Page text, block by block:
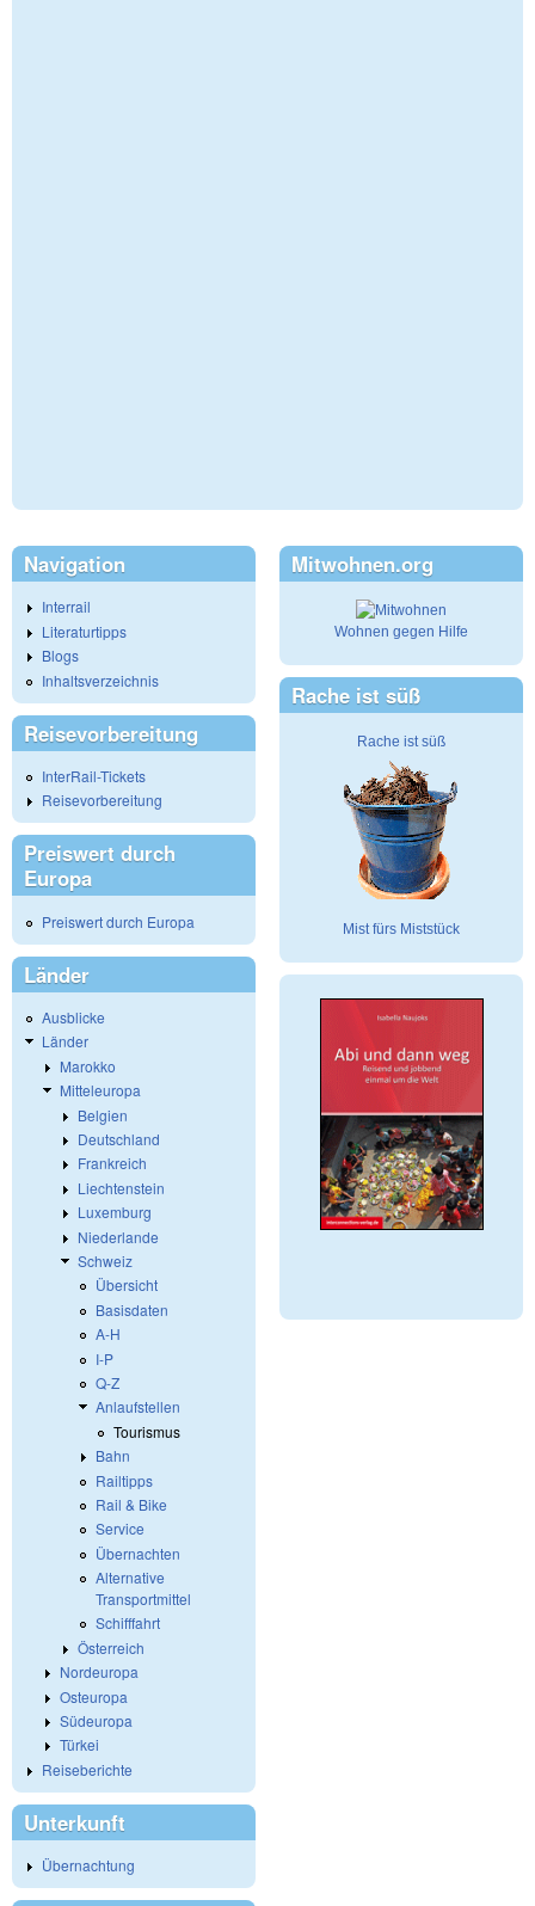
Navigation
Interrail
Literaturtipps
Blogs
Inhaltsverzeichnis
Reisevorbereitung
InterRail-Tickets
Reisevorbereitung
Preiswert durch
Europa
Preiswert durch Europa
Länder
Ausblicke
Länder
Marokko
Mitteleuropa
Belgien
Deutschland
Frankreich
Liechtenstein
Luxemburg
Niederlande
Schweiz
Übersicht
Basisdaten
A-H
I-P
Q-Z
Anlaufstellen
Tourismus
Bahn
Railtipps
Rail & Bike
Service
Übernachten
Alternative
Transportmittel
Schifffahrt
Österreich
Nordeuropa
Osteuropa
Südeuropa
Türkei
Reiseberichte
Unterkunft
Übernachtung
Mitwohnen.org
Wohnen gegen Hilfe
Rache ist süß
Rache ist süß
Mist fürs Miststück